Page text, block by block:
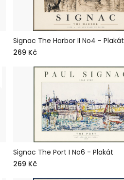
Signac The Harbor II No4 - Plakát
269 Kč
Signac The Port I No6 - Plakát
269 Kč